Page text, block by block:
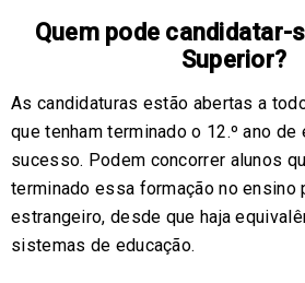
Quem pode candidatar-
Superior?
As candidaturas estão abertas a
que tenham terminado o 12.º ano
sucesso. Podem concorrer alunos
terminado essa formação no ensino
estrangeiro, desde que haja
sistemas de educação.